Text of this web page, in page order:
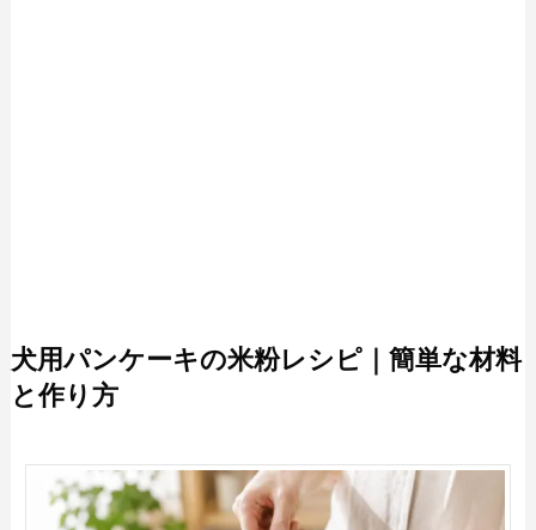
犬用パンケーキの米粉レシピ｜簡単な材料
と作り方